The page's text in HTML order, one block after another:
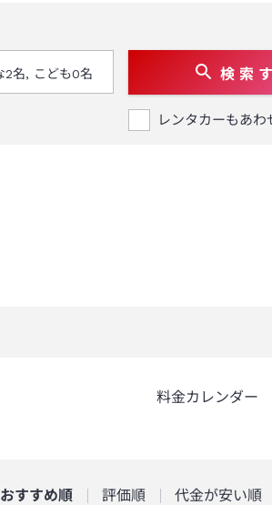
検 索
レンタカーもあわ
料金カレンダー
おすすめ順 評価順 代金が安い順